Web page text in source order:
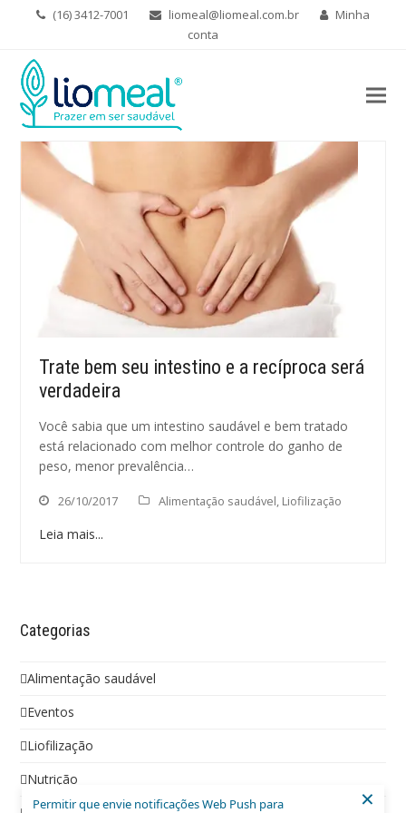
Permitir que envie notificações Web Push para
×
(16) 3412-7001 liomeal@liomeal.com.br
Minha
conta
Trate bem seu intestino e a recíproca será
verdadeira
Você sabia que um intestino saudável e bem tratado
está relacionado com melhor controle do ganho de
peso, menor prevalência…
26/10/2017 Alimentação saudável, Liofilização
Leia mais...
Categorias
Alimentação saudável
Eventos
Liofilização
Nutrição